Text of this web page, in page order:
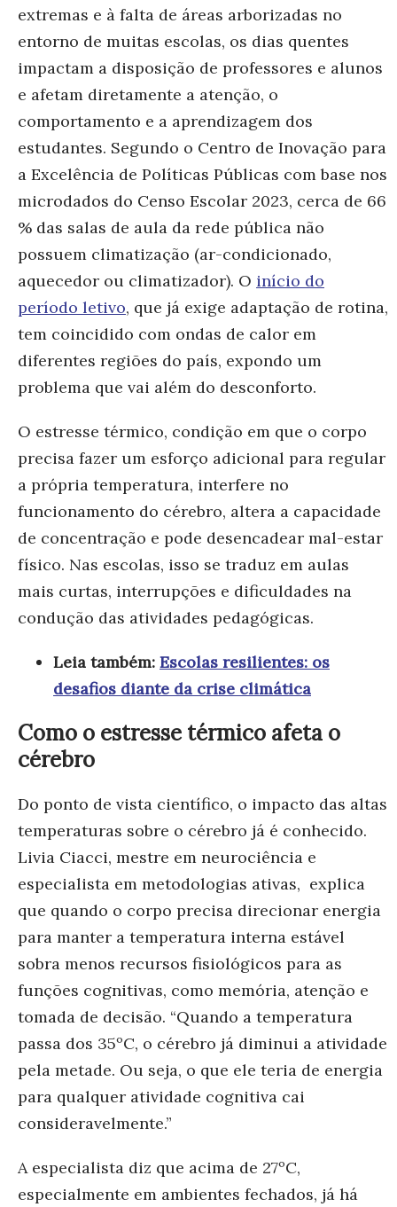
extremas e à falta de áreas arborizadas no
entorno de muitas escolas, os dias quentes
impactam a disposição de professores e alunos
e afetam diretamente a atenção, o
comportamento e a aprendizagem dos
estudantes. Segundo o Centro de Inovação para
a Excelência de Políticas Públicas com base nos
microdados do Censo Escolar 2023, cerca de 66
% das salas de aula da rede pública não
possuem climatização (ar-condicionado,
aquecedor ou climatizador). O início do
período letivo, que já exige adaptação de rotina,
tem coincidido com ondas de calor em
diferentes regiões do país, expondo um
problema que vai além do desconforto.
O estresse térmico, condição em que o corpo
precisa fazer um esforço adicional para regular
a própria temperatura, interfere no
funcionamento do cérebro, altera a capacidade
de concentração e pode desencadear mal-estar
físico. Nas escolas, isso se traduz em aulas
mais curtas, interrupções e dificuldades na
condução das atividades pedagógicas.
Leia também: Escolas resilientes: os
desafios diante da crise climática
Como o estresse térmico afeta o
cérebro
Do ponto de vista científico, o impacto das altas
temperaturas sobre o cérebro já é conhecido.
Livia Ciacci, mestre em neurociência e
especialista em metodologias ativas, explica
que quando o corpo precisa direcionar energia
para manter a temperatura interna estável
sobra menos recursos fisiológicos para as
funções cognitivas, como memória, atenção e
tomada de decisão. “Quando a temperatura
passa dos 35ºC, o cérebro já diminui a atividade
pela metade. Ou seja, o que ele teria de energia
para qualquer atividade cognitiva cai
consideravelmente.”
A especialista diz que acima de 27ºC,
especialmente em ambientes fechados, já há